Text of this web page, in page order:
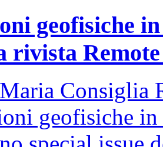
geofisiche
rivista
Maria Consiglia